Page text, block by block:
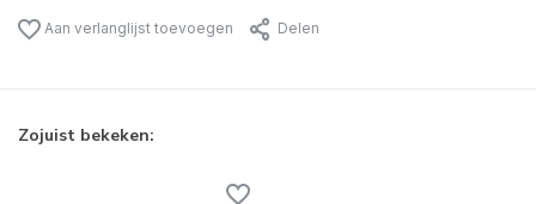
Aan verlanglijst toevoegen Delen
Zojuist bekeken: